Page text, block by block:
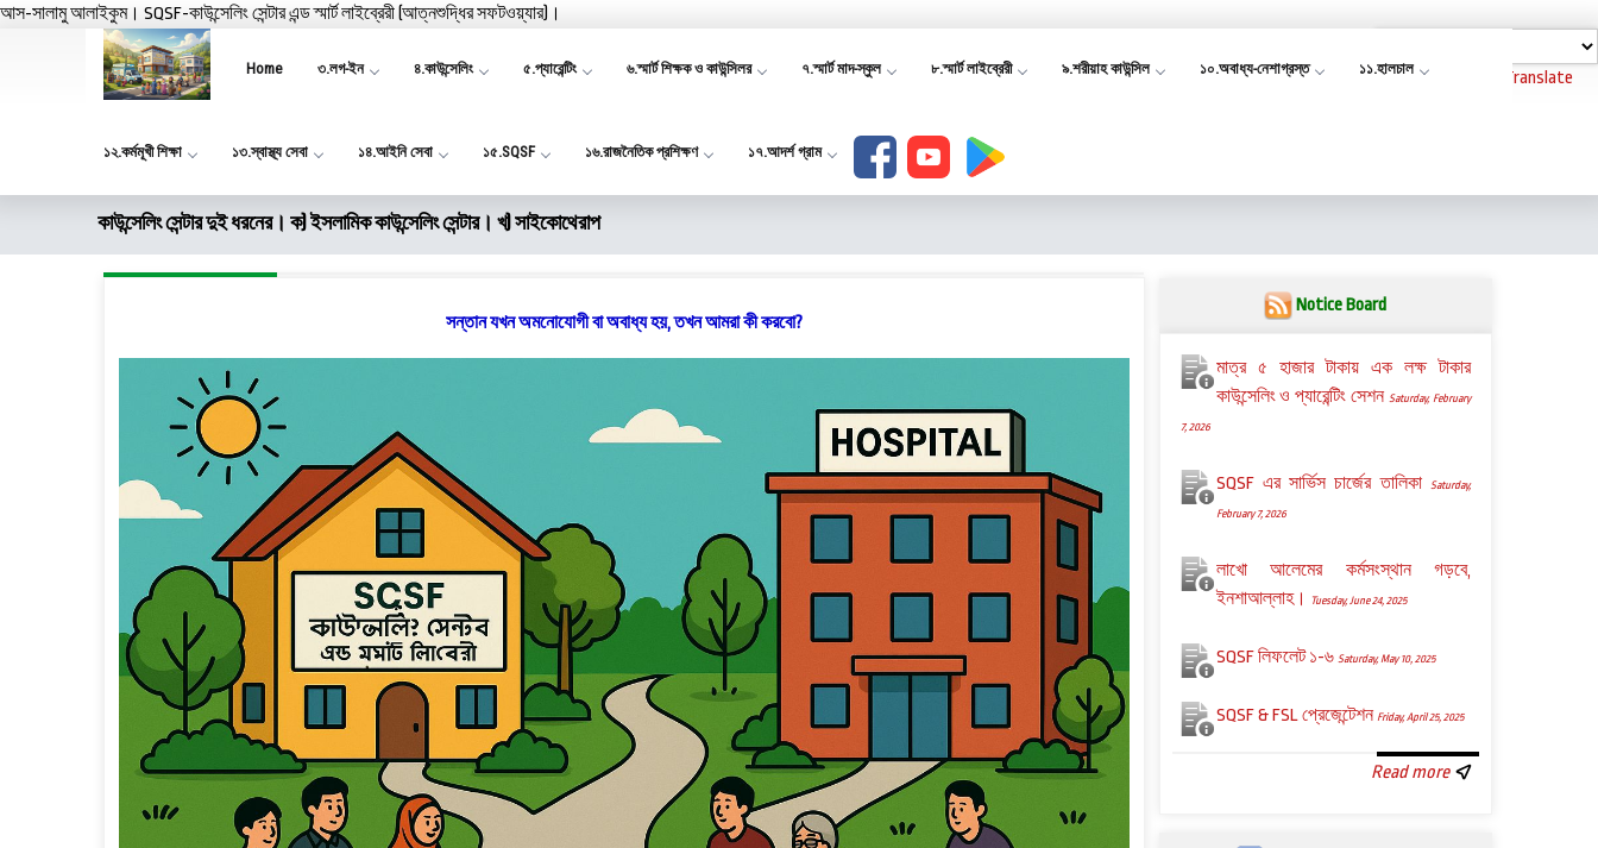
আস-সালামু আলাইকুম। SQSF-কাউন্সেলিং সেন্টার এন্ড স্মার্ট লাইব্রেরী (আত্নশুদ্ধির সফটওয়্যার)।
Powered by Translate
Home ৩.লগ-ইন ৪.কাউন্সেলিং ৫.প্যারেন্টিং ৬.স্মার্ট শিক্ষক ও কাউন্সিলর ৭.স্মার্ট মাদ-স্কুল ৮.স্মার্ট লাইব্রেরী ৯.শরীয়াহ কাউন্সিল ১০.অবাধ্য-নেশাগ্রস্ত ১১.হালচাল
১২.কর্মমূখী শিক্ষা ১৩.স্বাস্থ্য সেবা ১৪.আইনি সেবা ১৫.SQSF ১৬.রাজনৈতিক প্রশিক্ষণ ১৭.আদর্শ গ্রাম
কাউন্সেলিং সেন্টার দুই ধরনের। ক) ইসলামিক কাউন্সেলিং সেন্টার। খ) সাইকোথেরাপ
সন্তান যখন অমনোযোগী বা অবাধ্য হয়, তখন আমরা কী করবো?
Notice Board
মাত্র ৫ হাজার টাকায় এক লক্ষ টাকার
কাউন্সেলিং ও প্যারেন্টিং সেশনSaturday, February
7, 2026
SQSF এর সার্ভিস চার্জের তালিকা Saturday,
February 7, 2026
লাখো আলেমের কর্মসংস্থান গড়বে,
ইনশাআল্লাহ।
Tuesday, June 24, 2025
SQSF লিফলেট ১-৬ Saturday, May 10, 2025
SQSF & FSL প্রেজেন্টেশন Friday, April 25, 2025
Read more